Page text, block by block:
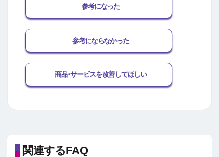
参考になった
参考にならなかった
商品･サービスを改善してほしい
関連するFAQ